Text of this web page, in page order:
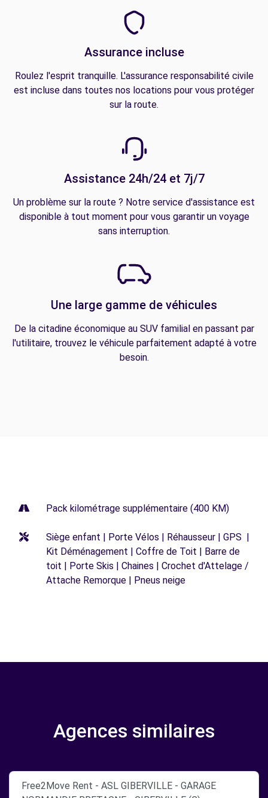
Assurance incluse
Roulez l'esprit tranquille. L'assurance responsabilité civile
est incluse dans toutes nos locations pour vous protéger
sur la route.
Assistance 24h/24 et 7j/7
Un problème sur la route ? Notre service d'assistance est
disponible à tout moment pour vous garantir un voyage
sans interruption.
Une large gamme de véhicules
De la citadine économique au SUV familial en passant par
l'utilitaire, trouvez le véhicule parfaitement adapté à votre
besoin.
Pack kilométrage supplémentaire (400 KM)
Siège enfant | Porte Vélos | Réhausseur | GPS |
Kit Déménagement | Coffre de Toit | Barre de
toit | Porte Skis | Chaines | Crochet d'Attelage /
Attache Remorque | Pneus neige
Agences similaires
Free2Move Rent - ASL GIBERVILLE - GARAGE